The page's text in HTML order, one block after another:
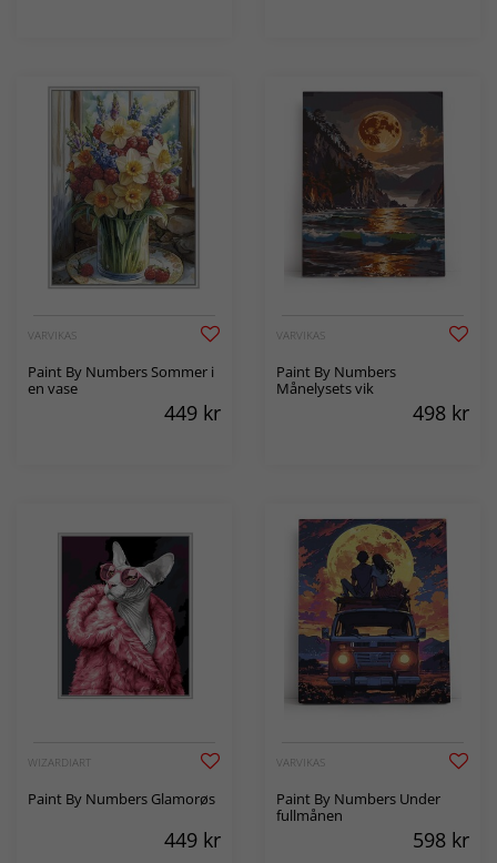
VARVIKAS
Paint By Numbers Sommer i
en vase
449 kr
VARVIKAS
Paint By Numbers
Månelysets vik
498 kr
WIZARDIART
Paint By Numbers Glamorøs
449 kr
VARVIKAS
Paint By Numbers Under
fullmånen
598 kr